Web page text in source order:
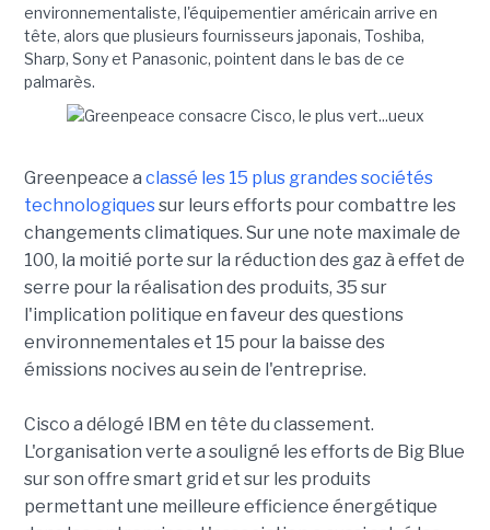
environnementaliste, l'équipementier américain arrive en
tête, alors que plusieurs fournisseurs japonais, Toshiba,
Sharp, Sony et Panasonic, pointent dans le bas de ce
palmarès.
Greenpeace a classé les 15 plus grandes sociétés
technologiquessur leurs efforts pour combattre les
changements climatiques. Sur une note maximale de
100, la moitié porte sur la réduction des gaz à effet de
serre pour la réalisation des produits, 35 sur
l'implication politique en faveur des questions
environnementales et 15 pour la baisse des
émissions nocives au sein de l'entreprise.
Cisco a délogé IBM en tête du classement.
L'organisation verte a souligné les efforts de Big Blue
sur son offre smart grid et sur les produits
permettant une meilleure efficience énergétique